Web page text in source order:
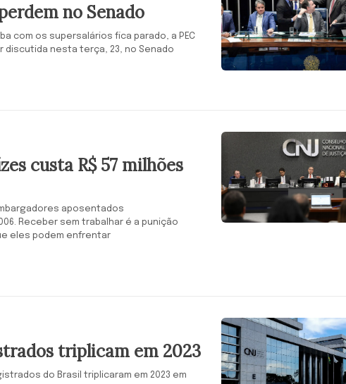
no Senado
com os supersalários fica parado, a PEC
discutida nesta terça, 23, no Senado
custa R$ 57 milhões
aposentados
Receber sem trabalhar é a punição
eles podem enfrentar
triplicam em 2023
do Brasil triplicaram em 2023 em